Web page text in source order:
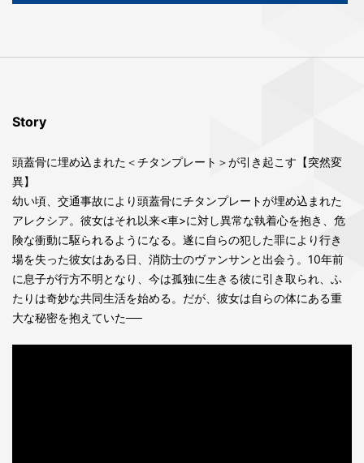
Story
頭蓋骨に埋め込まれた＜チタンプレート＞が引き起こす【突然変
異】
幼い頃、交通事故により頭蓋骨にチタンプレートが埋め込まれた
アレクシア。彼女はそれ以来<車>に対し異常な執着心を抱き、危
険な衝動に駆られるようになる。遂に自らの犯した罪により行き
場を失った彼女はある日、消防士のヴァンサンと出会う。10年前
に息子が行方不明となり、今は孤独に生きる彼に引き取られ、ふ
たりは奇妙な共同生活を始める。だが、彼女は自らの体にある重
大な秘密を抱えていた──